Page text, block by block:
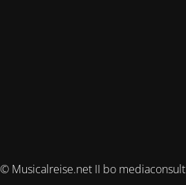
© Musicalreise.net II bo mediaconsult